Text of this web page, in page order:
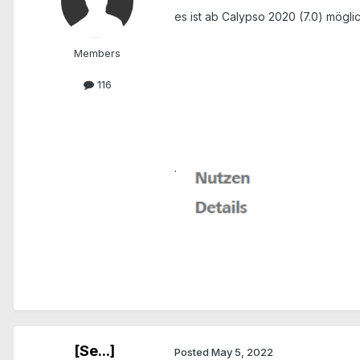
Members
116
es ist ab Calypso 2020 (7.0)
.
[Se...] Posted May 5, 2022